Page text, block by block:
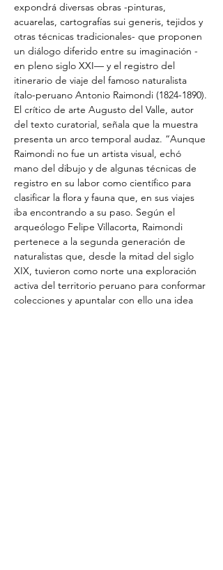
expondrá diversas obras -pinturas,
acuarelas, cartografías sui generis, tejidos y
otras técnicas tradicionales- que proponen
un diálogo diferido entre su imaginación -
en pleno siglo XXI— y el registro del
itinerario de viaje del famoso naturalista
ítalo-peruano Antonio Raimondi (1824-1890).
El crítico de arte Augusto del Valle, autor
del texto curatorial, señala que la muestra
presenta un arco temporal audaz. “Aunque
Raimondi no fue un artista visual, echó
mano del dibujo y de algunas técnicas de
registro en su labor como científico para
clasificar la flora y fauna que, en sus viajes
iba encontrando a su paso. Según el
arqueólogo Felipe Villacorta, Raimondi
pertenece a la segunda generación de
naturalistas que, desde la mitad del siglo
XIX, tuvieron como norte una exploración
activa del territorio peruano para conformar
colecciones y apuntalar con ello una idea